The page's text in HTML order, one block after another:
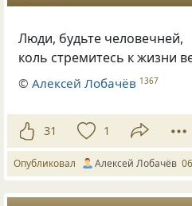
Люди, будьте человечней,
коль стремитесь к жизни
©Алексей Лобачёв 1367
31 1
Опубликовал Алексей Лобачёв